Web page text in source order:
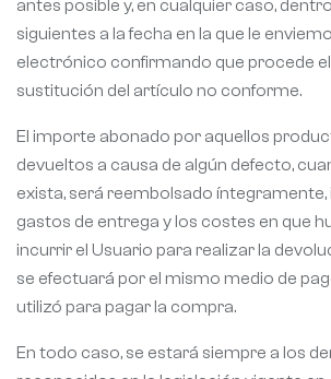
antes posible y, en cualquier caso,
siguientes a la fecha en la que le
electrónico confirmando que procede
sustitución del artículo no conforme.
El importe abonado por aquellos
devueltos a causa de algún defecto,
exista, será reembolsado íntegramente,
gastos de entrega y los costes en que
incurrir el Usuario para realizar la
se efectuará por el mismo medio de
utilizó para pagar la compra.
En todo caso, se estará siempre a los